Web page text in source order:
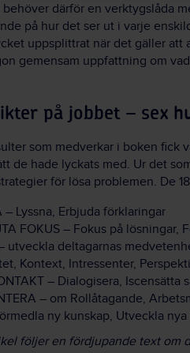
därför en verktygslåda
på hur det ser ut i varje
uppsplittrat när det gäller
gemensam uppfattning om
på jobbet – sex
som medverkar i boken fick
de hade lyckats med. Ur det
för lösa problemen. De
– Lyssna, Erbjuda förklaringar
FOKUS – Fokus på
utveckla deltagarnas
Kontext, Intressenter,
– Dialogisera, Iscensätta
– om Rollåtagande,
ny kunskap, Utveckla
följer en fördjupande text om